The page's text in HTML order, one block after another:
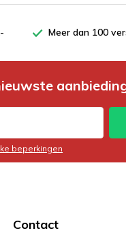
Meer dan 100
beperkingen
Contact